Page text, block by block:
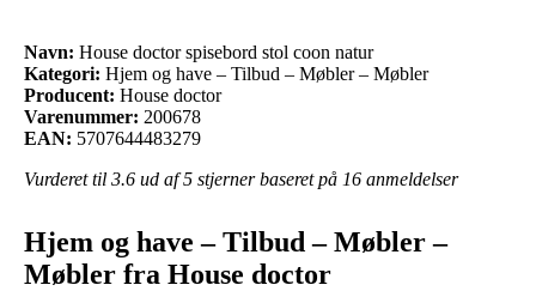
Navn: House doctor spisebord stol coon natur
Kategori: Hjem og have – Tilbud – Møbler – Møbler
Producent: House doctor
Varenummer: 200678
EAN: 5707644483279
Vurderet til 3.6 ud af 5 stjerner baseret på 16 anmeldelser
Hjem og have – Tilbud – Møbler –
Møbler fra House doctor